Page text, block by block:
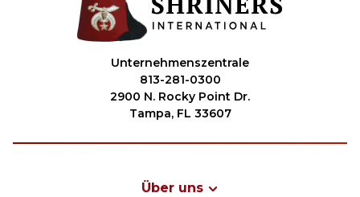
Unternehmenszentrale
813-281-0300
2900 N. Rocky Point Dr.
Tampa, FL 33607
Über uns